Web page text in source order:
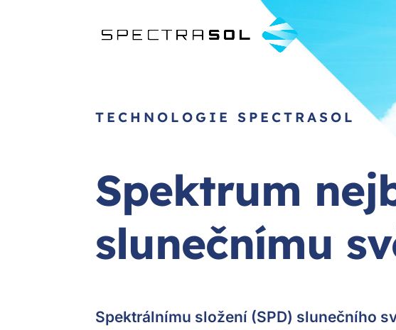
TECHNOLOGIE SPECTRASOL
Spektrum
slunečnímu
Spektrálnímu složení (SPD) slunečního